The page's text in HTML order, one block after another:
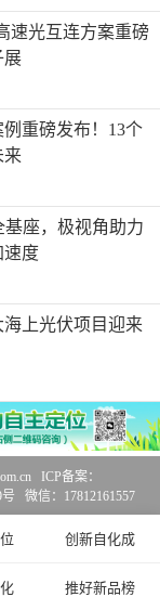
速光互连方案重磅
展
重磅发布！13个
来
座，极视角助力
速度
上光伏项目迎来
创新自化成
推好新品榜
ICP备案：
微信：17812161557